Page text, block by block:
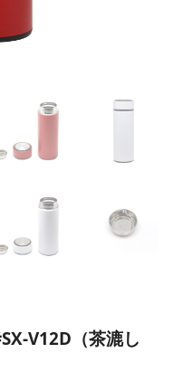
V12D（茶漉し